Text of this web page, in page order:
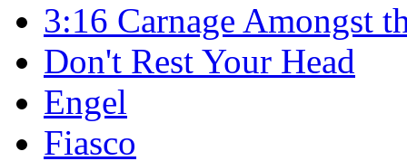
3:16 Carnage Amongst
Don't Rest Your Head
Engel
Fiasco